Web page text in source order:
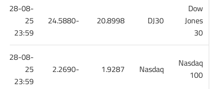
Dow
Jones
30
DJ30
20.8998
-24.5880
28-08-
25
23:59
Nasdaq
100
Nasdaq
1.9287
-2.2690
28-08-
25
23:59